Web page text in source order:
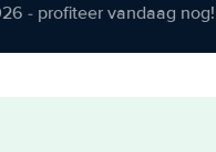
- profiteer vandaag nog!